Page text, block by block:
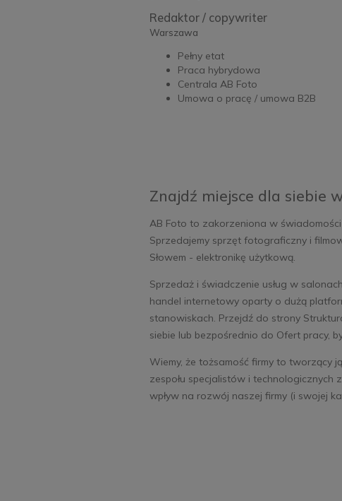
Redaktor / copywriter
Warszawa
Pełny etat
Praca hybrydowa
Centrala AB Foto
Umowa o pracę / umowa B2B
Znajdź miejsce dla siebie
AB Foto to zakorzeniona w
Sprzedajemy sprzęt fotograficzny i
Słowem - elektronikę użytkową.
Sprzedaż i świadczenie usług w
handel internetowy oparty o dużą
stanowiskach. Przejdź do strony
siebie lub bezpośrednio do Ofert pracy,
Wiemy, że tożsamość firmy to tworzący
zespołu specjalistów i technologicznych
wpływ na rozwój naszej firmy (i swojej